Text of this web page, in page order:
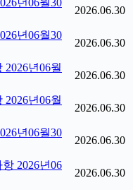
년06월30
2026.06.30
년06월30
2026.06.30
년06월
2026.06.30
년06월
2026.06.30
년06월30
2026.06.30
2026년06
2026.06.30